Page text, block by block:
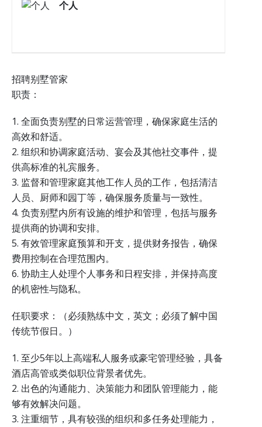
个人
招聘别墅管家
职责：
1. 全面负责别墅的日常运营管理，确保家庭生活的
高效和舒适。
2. 组织和协调家庭活动、宴会及其他社交事件，提
供高标准的礼宾服务。
3. 监督和管理家庭其他工作人员的工作，包括清洁
人员、厨师和园丁等，确保服务质量与一致性。
4. 负责别墅内所有设施的维护和管理，包括与服务
提供商的协调和安排。
5. 有效管理家庭预算和开支，提供财务报告，确保
费用控制在合理范围内。
6. 协助主人处理个人事务和日程安排，并保持高度
的机密性与隐私。
任职要求：（必须熟练中文，英文；必须了解中国
传统节假日。）
1. 至少5年以上高端私人服务或豪宅管理经验，具备
酒店高管或类似职位背景者优先。
2. 出色的沟通能力、决策能力和团队管理能力，能
够有效解决问题。
3. 注重细节，具有较强的组织和多任务处理能力，